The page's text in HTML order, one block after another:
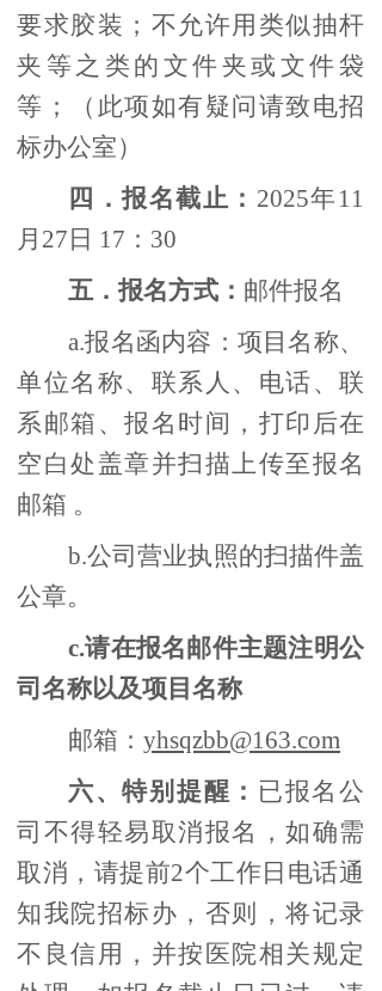
要求胶装；不允许用类似抽杆
夹等之类的文件夹或文件袋
等；（此项如有疑问请致电招
标办公室）
四．报名截止： 2025年11
月27日 17：30
五．报名方式： 邮件报名
a.报名函内容：项目名称、
单位名称、联系人、电话、联
系邮箱、报名时间，打印后在
空白处盖章并扫描上传至报名
邮箱 。
b.公司营业执照的扫描件盖
公章。
c.请在报名邮件主题注明公
司名称以及项目名称
邮箱： yhsqzbb@163.com
六、特别提醒： 已报名公
司不得轻易取消报名，如确需
取消，请提前2个工作日电话通
知我院招标办，否则，将记录
不良信用，并按医院相关规定